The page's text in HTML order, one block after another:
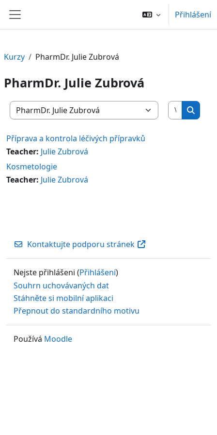
Boční panel
Přihlášení
Kurzy PharmDr. Julie Zubrová
PharmDr. Julie Zubrová
Kategorie kurzů
Příprava a kontrola léčivých přípravků
Teacher: Julie Zubrová
Kosmetologie
Teacher: Julie Zubrová
Kontaktujte podporu stránek
Nejste přihlášeni (Přihlášení)
Souhrn uchovávaných dat
Stáhněte si mobilní aplikaci
Přepnout do standardního motivu
Používá Moodle